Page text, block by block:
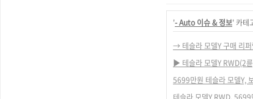
'- Auto 이슈 & 정보' 카테
→ 테슬라 모델Y 구매 리
▶ 테슬라 모델Y RWD(2
5699만원 테슬라 모델Y,